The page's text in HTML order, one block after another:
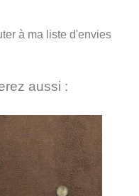
à ma liste d'envies
aussi :